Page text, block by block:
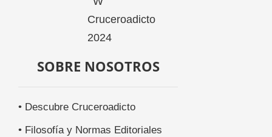
SOBRE NOSOTROS
• Descubre Cruceroadicto
• Filosofía y Normas Editoriales